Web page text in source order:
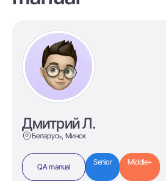
Дмитрий Л.
Беларусь, Минск
QA manual
Senior Middle+